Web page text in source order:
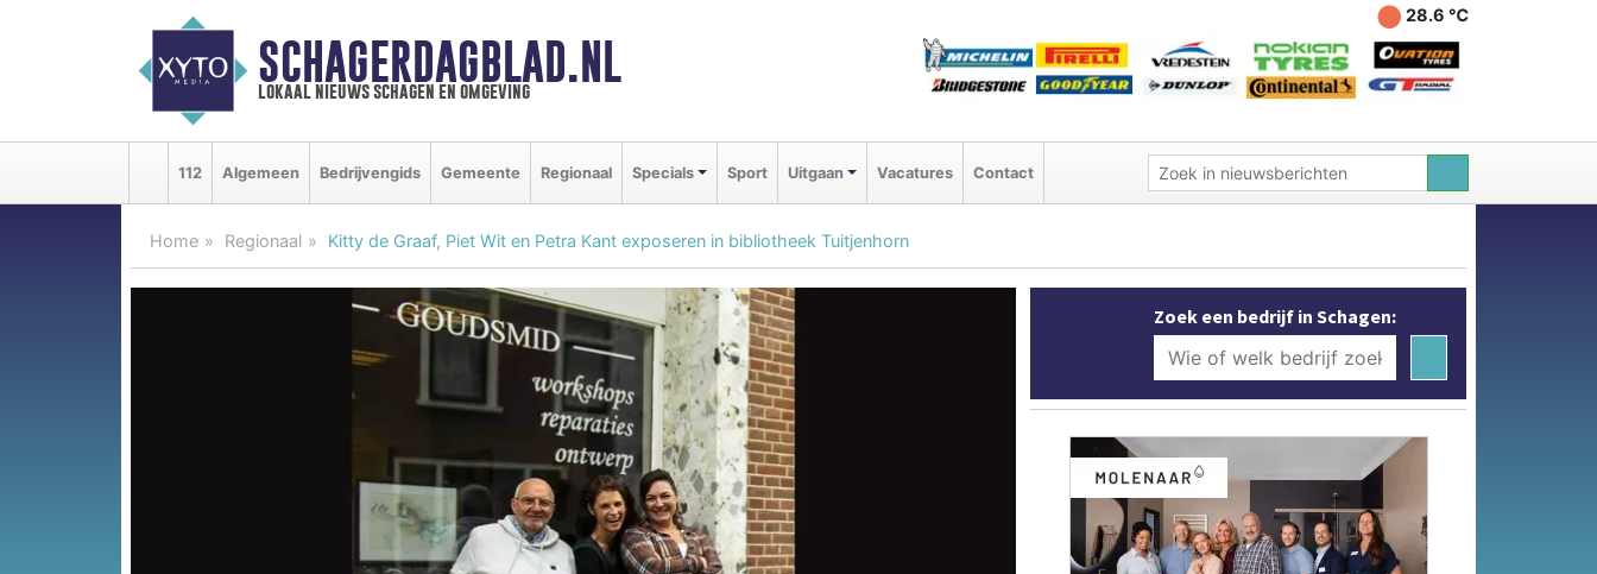
SCHAGERDAGBLAD.NL
lokaal nieuws schagen en omgeving
28.6 ℃
112 Algemeen Bedrijvengids Gemeente Regionaal Specials Sport Uitgaan Vacatures Contact
Home Regionaal Kitty de Graaf, Piet Wit en Petra Kant exposeren in bibliotheek Tuitjenhorn
Zoek een bedrijf in Schagen: